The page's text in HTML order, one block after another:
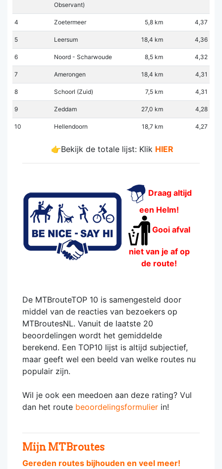
Observant)
4 Zoetermeer 5,8 km 4,37
5 Leersum 18,4 km 4,36
6 Noord - Scharwoude 8,5 km 4,32
7 Amerongen 18,4 km 4,31
8 Schoorl (Zuid) 7,5 km 4,31
9 Zeddam 27,0 km 4,28
10 Hellendoorn 18,7 km 4,27
👉Bekijk de totale lijst: Klik HIER
Draag altijd
een Helm!
Gooi afval
niet van je af op
de route!
De MTBrouteTOP 10 is samengesteld door
middel van de reacties van bezoekers op
MTBroutesNL. Vanuit de laatste 20
beoordelingen wordt het gemiddelde
berekend. Een TOP10 lijst is altijd subjectief,
maar geeft wel een beeld van welke routes nu
populair zijn.
Wil je ook een meedoen aan deze rating? Vul
dan het route beoordelingsformulier in!
Mijn MTBroutes
Gereden routes bijhouden en veel meer!